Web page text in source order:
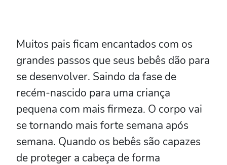
Muitos pais ficam encantados com os
grandes passos que seus bebês dão para
se desenvolver. Saindo da fase de
recém-nascido para uma criança
pequena com mais firmeza. O corpo vai
se tornando mais forte semana após
semana. Quando os bebês são capazes
de proteger a cabeça de forma